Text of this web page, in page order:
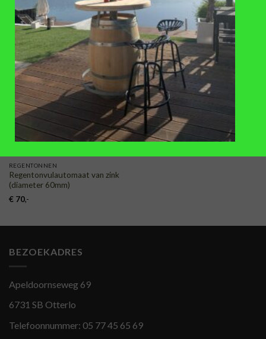
32,50 €14,50
TOEVOEGEN
AAN
VERLANGLIJST
REGENTONNEN
Regentonvulautomaat van zink
(diameter 60mm)
€70,-
BEZOEKADRES
Apeldoornseweg 69
6731 SB Otterlo
Telefoonnummer: 05 77 45 65 69